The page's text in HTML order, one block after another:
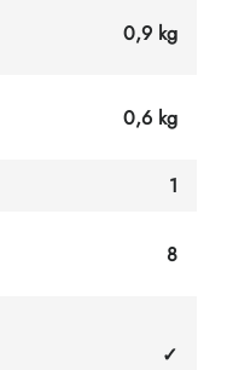
0,9 kg
0,6 kg
1
8
✓